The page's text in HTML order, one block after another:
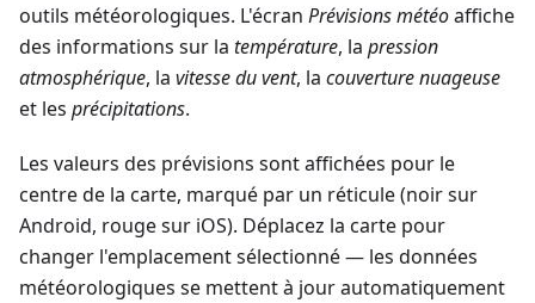
outils météorologiques. L'écran Prévisions météoaffiche
des informations sur la température, la pression
atmosphérique, la vitesse du vent, la couverture nuageuse
et les précipitations.
Les valeurs des prévisions sont affichées pour le
centre de la carte, marqué par un réticule (noir sur
Android, rouge sur iOS). Déplacez la carte pour
changer l'emplacement sélectionné — les données
météorologiques se mettent à jour automatiquement